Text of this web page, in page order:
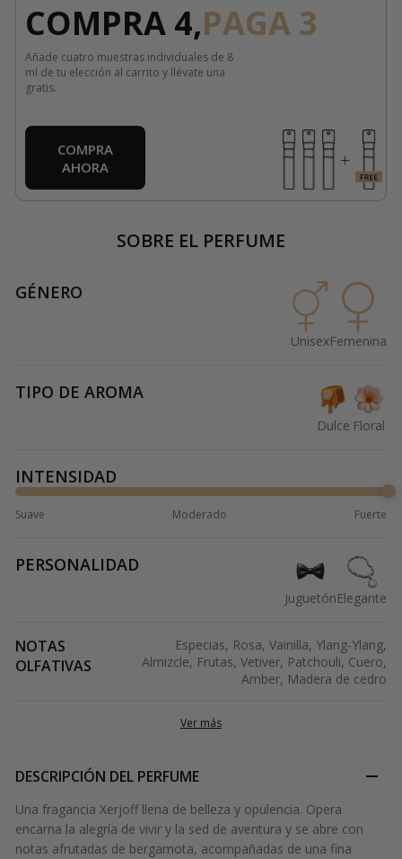
COMPRA 4,PAGA 3
Añade cuatro muestras individuales de 8
ml de tu elección al carrito y llévate una
gratis.
COMPRA
AHORA
SOBRE EL PERFUME
GÉNERO
UnisexFemenina
TIPO DE AROMA
Dulce Floral
INTENSIDAD
Suave Moderado Fuerte
PERSONALIDAD
JuguetónElegante
NOTAS
OLFATIVAS
Especias, Rosa, Vainilla, Ylang-Ylang,
Almizcle, Frutas, Vetiver, Patchouli, Cuero,
Amber, Madera de cedro
Ver más
DESCRIPCIÓN DEL PERFUME
Una fragancia Xerjoff llena de belleza y opulencia. Opera
encarna la alegría de vivir y la sed de aventura y se abre con
notas afrutadas de bergamota, acompañadas de una fina